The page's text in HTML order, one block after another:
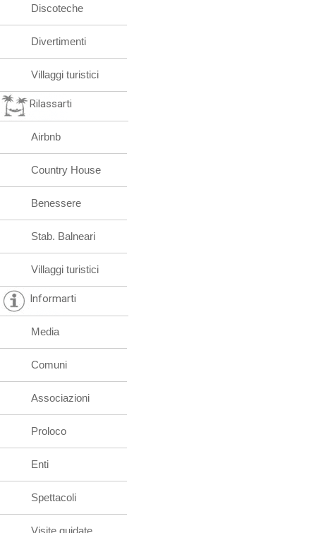
Discoteche
Divertimenti
Villaggi turistici
Rilassarti
Airbnb
Country House
Benessere
Stab. Balneari
Villaggi turistici
Informarti
Media
Comuni
Associazioni
Proloco
Enti
Spettacoli
Visite guidate